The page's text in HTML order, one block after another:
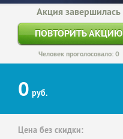
Акция завершилась
ПОВТОРИТЬ АКЦИЮ
Человек проголосовало: 0
0 руб.
Цена без скидки: